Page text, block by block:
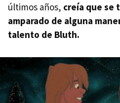
últimos años, creía que se
amparado de alguna
talento de Bluth.